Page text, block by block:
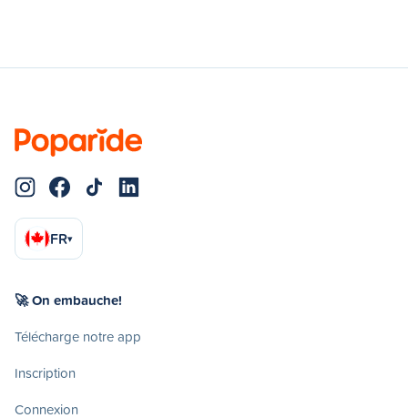
FR▾
🚀 On embauche!
Télécharge notre app
Inscription
Connexion